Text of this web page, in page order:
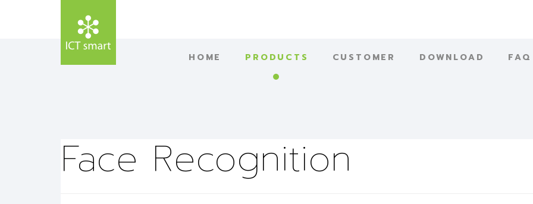
HOME PRODUCTS CUSTOMER DOWNLOAD FAQ
Face Recognition